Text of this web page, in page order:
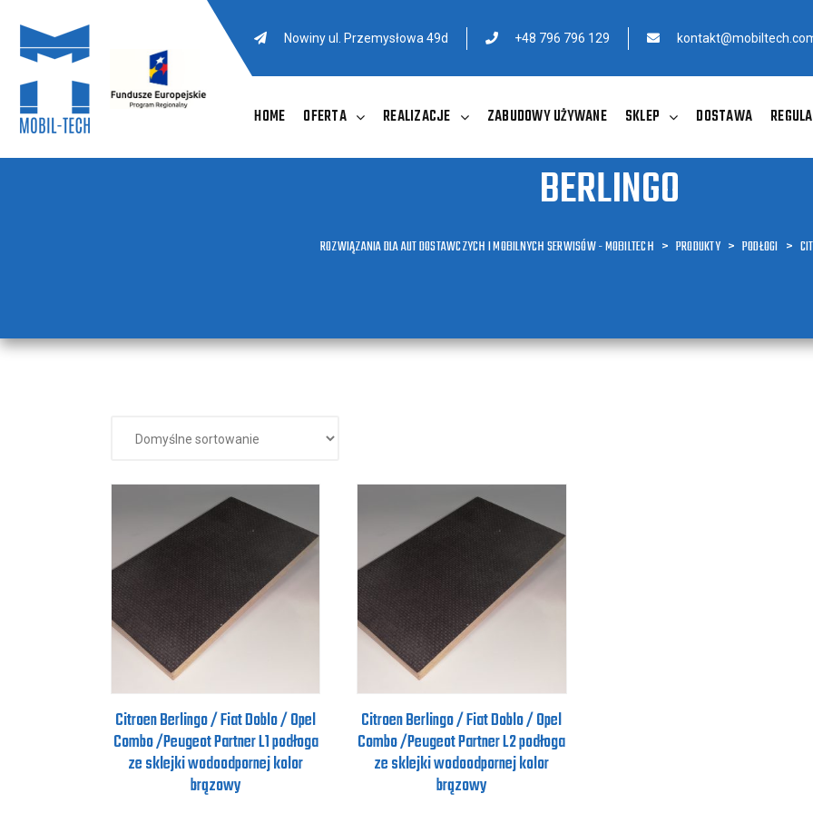
Nowiny ul. Przemysłowa 49d +48 796 796 129
HOME OFERTA REALIZACJE ZABUDOWY UŻYWANE SKLEP DOSTAWA
BERLINGO
ROZWIĄZANIA DLA AUT DOSTAWCZYCH I MOBILNYCH SERWISÓW - MOBILTECH > PRODUKTY > PODŁOGI >
Citroen Berlingo / Fiat Doblo / Opel
Combo /Peugeot Partner L1 podłoga
ze sklejki wodoodpornej kolor
brązowy
Citroen Berlingo / Fiat Doblo / Opel
Combo /Peugeot Partner L2 podłoga
ze sklejki wodoodpornej kolor
brązowy